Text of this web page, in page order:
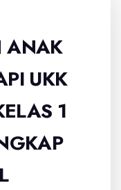
ANAK
UKK
1